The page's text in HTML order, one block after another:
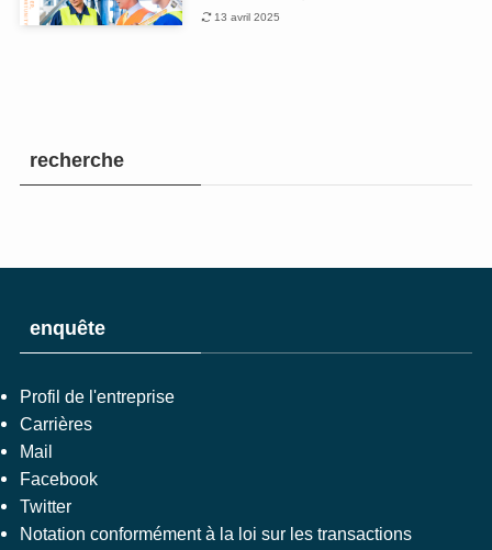
13 avril 2025
recherche
enquête
Profil de l'entreprise
Carrières
Mail
Facebook
Twitter
Notation conformément à la loi sur les transactions